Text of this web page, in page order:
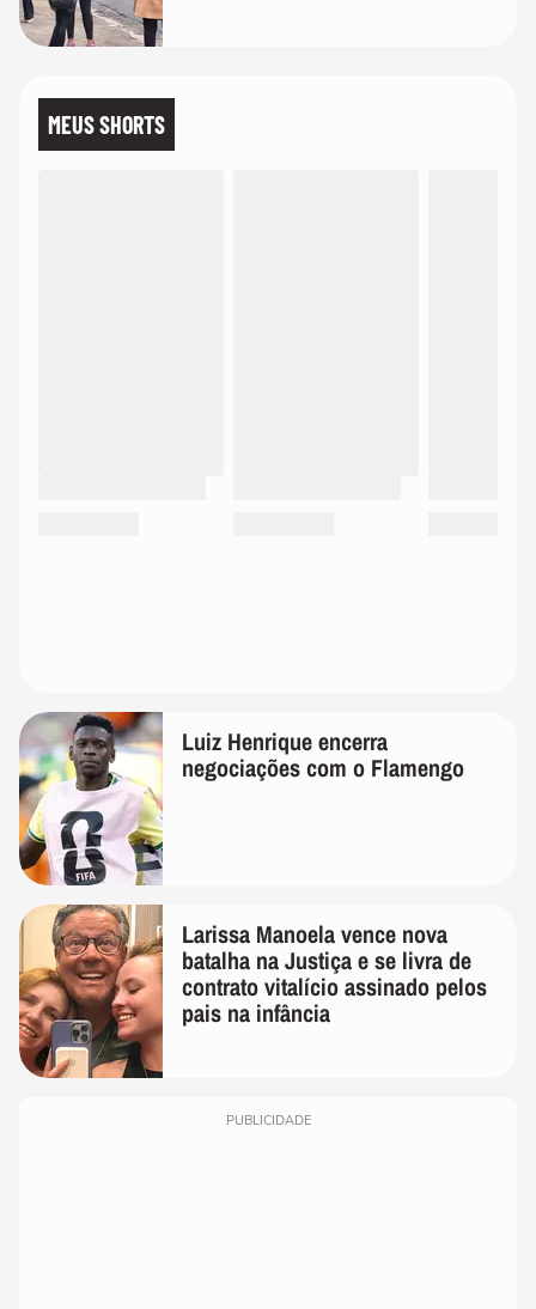
MEUS SHORTS
Luiz Henrique encerra
negociações com o Flamengo
Larissa Manoela vence nova
batalha na Justiça e se livra de
contrato vitalício assinado pelos
pais na infância
PUBLICIDADE